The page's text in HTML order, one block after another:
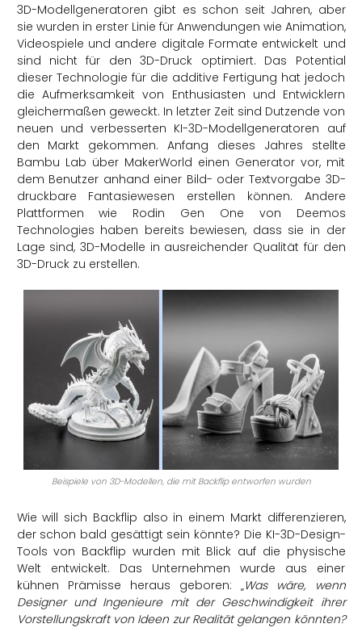
3D-Modellgeneratoren gibt es schon seit Jahren, aber
sie wurden in erster Linie für Anwendungen wie Animation,
Videospiele und andere digitale Formate entwickelt und
sind nicht für den 3D-Druck optimiert. Das Potential
dieser Technologie für die additive Fertigung hat jedoch
die Aufmerksamkeit von Enthusiasten und Entwicklern
gleichermaßen geweckt. In letzter Zeit sind Dutzende von
neuen und verbesserten KI-3D-Modellgeneratoren auf
den Markt gekommen. Anfang dieses Jahres stellte
Bambu Lab über MakerWorld einen Generator vor, mit
dem Benutzer anhand einer Bild- oder Textvorgabe 3D-
druckbare Fantasiewesen erstellen können. Andere
Plattformen wie Rodin Gen One von Deemos
Technologies haben bereits bewiesen, dass sie in der
Lage sind, 3D-Modelle in ausreichender Qualität für den
3D-Druck zu erstellen.
Beispiele von 3D-Modellen, die mit Backflip entworfen wurden
Wie will sich Backflip also in einem Markt differenzieren,
der schon bald gesättigt sein könnte? Die KI-3D-Design-
Tools von Backflip wurden mit Blick auf die physische
Welt entwickelt. Das Unternehmen wurde aus einer
kühnen Prämisse heraus geboren: „Was wäre, wenn
Designer und Ingenieure mit der Geschwindigkeit ihrer
Vorstellungskraft von Ideen zur Realität gelangen könnten?